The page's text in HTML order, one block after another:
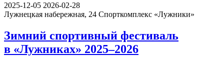
2025-12-05 2026-02-28
Лужнецкая набережная, 24 Спорткомплекс «Лужники»
Зимний спортивный фестиваль
в «Лужниках» 2025–2026